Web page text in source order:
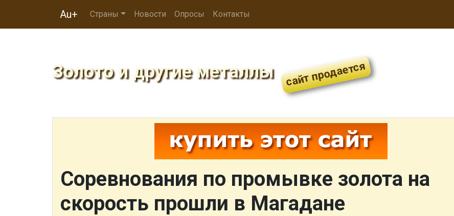
Au+ Страны Новости Опросы Контакты
Золото и другие металлы
Соревнования по промывке золота на
скорость прошли в Магадане